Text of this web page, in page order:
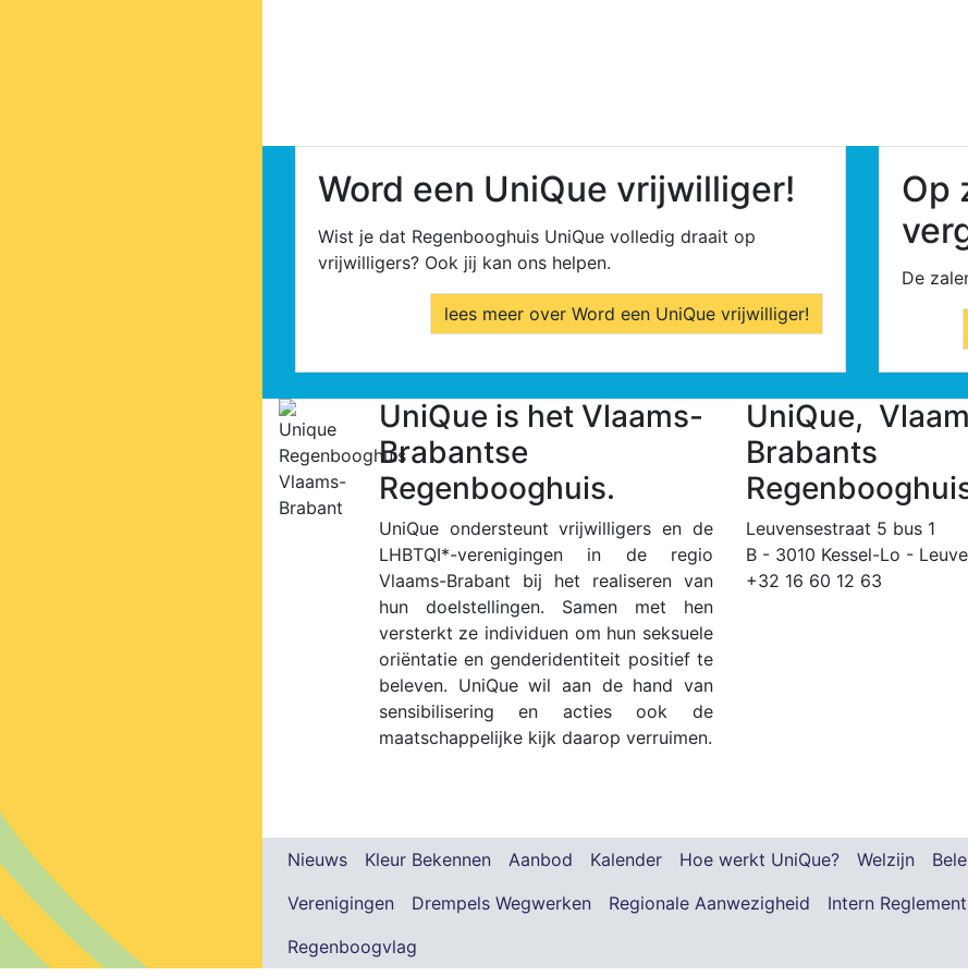
Word een UniQue vrijwilliger!
Wist je dat Regenbooghuis UniQue volledig draait op
vrijwilligers? Ook jij kan ons helpen.
lees meer over Word een UniQue vrijwilliger!
Op
De
UniQue is het Vlaams-
Brabantse
Regenbooghuis.
UniQue ondersteunt vrijwilligers en de
LHBTQI*-verenigingen in de regio
Vlaams-Brabant bij het realiseren van
hun doelstellingen. Samen met hen
versterkt ze individuen om hun seksuele
oriëntatie en genderidentiteit positief te
beleven. UniQue wil aan de hand van
sensibilisering en acties ook de
maatschappelijke kijk daarop verruimen.
UniQue,
Brabants
Leuvensestraat 5 bus 1
B - 3010 Kessel-Lo -
+32 16 60 12 63
Nieuws Kleur Bekennen Aanbod Kalender Hoe werkt UniQue? Welzijn
Verenigingen
Drempels Wegwerken Regionale Aanwezigheid Intern Reglement
Regenboogvlag